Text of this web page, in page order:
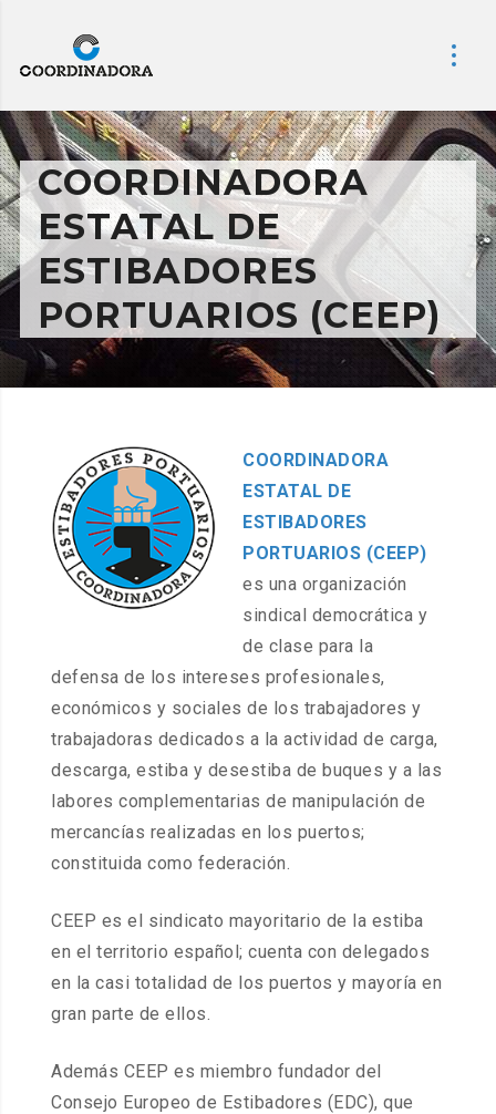
COORDINADORA
ESTATAL DE
ESTIBADORES
PORTUARIOS (CEEP)
COORDINADORA
ESTATAL DE
ESTIBADORES
PORTUARIOS (CEEP)
es una organización
sindical democrática y
de clase para la
defensa de los intereses profesionales,
económicos y sociales de los trabajadores y
trabajadoras dedicados a la actividad de carga,
descarga, estiba y desestiba de buques y a las
labores complementarias de manipulación de
mercancías realizadas en los puertos;
constituida como federación.
CEEP es el sindicato mayoritario de la estiba
en el territorio español; cuenta con delegados
en la casi totalidad de los puertos y mayoría en
gran parte de ellos.
Además CEEP es miembro fundador del
Consejo Europeo de Estibadores (EDC), que